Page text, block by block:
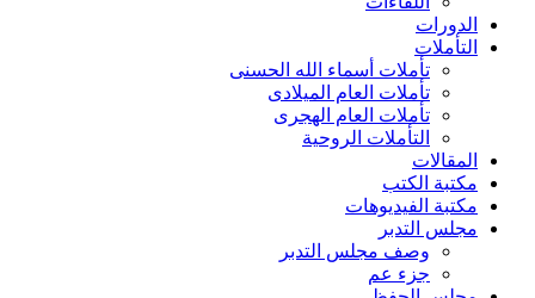
الدورات
التأملات
تأملات أسماء الله الحسنى
تأملات العام الميلادى
تأملات العام الهجرى
التأملات الروحية
المقالات
مكتبة الكتب
مكتبة الفيديوهات
مجلس التدبر
وصف مجلس التدبر
جزء عم